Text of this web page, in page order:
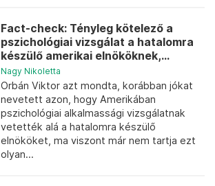
Fact-check: Tényleg kötelező a
pszichológiai vizsgálat a hatalomra
készülő amerikai elnököknek,...
Nagy Nikoletta
Orbán Viktor azt mondta, korábban jókat
nevetett azon, hogy Amerikában
pszichológiai alkalmassági vizsgálatnak
vetették alá a hatalomra készülő
elnököket, ma viszont már nem tartja ezt
olyan...